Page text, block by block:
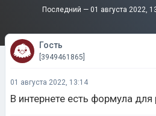
Последний — 01 августа 2022,
Гость
[3949461865]
01 августа 2022, 13:14
В интернете есть формула